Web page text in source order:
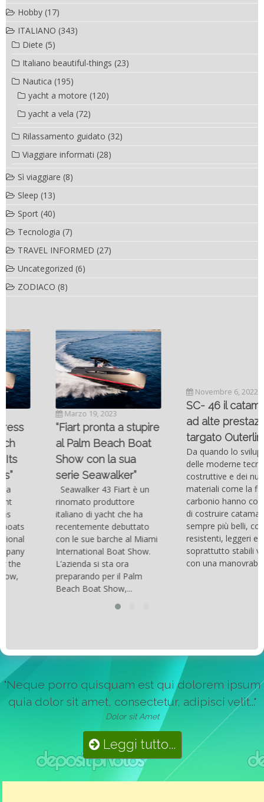
Hobby (17)
ITALIANO (343)
Diete (5)
Italiano beautiful-things (23)
Nautica (195)
yacht a motore (120)
yacht a vela (72)
Rilassamento guidato (32)
Viaggiare informati (28)
Sì viaggiare (8)
Sleep (13)
Sport (40)
Tecnologia (7)
TRAVEL INFORMED (27)
Uncategorized (6)
ZODIACO (8)
Marzo 19, 2023
“Fiart pronta a stupire
al Palm Beach Boat
Show con la sua
serie Seawalker”
Seawalker 43 Fiart è un
rinomato produttore
italiano di yacht che ha
recentemente debuttato
con le sue barche al Miami
International Boat Show.
L’azienda si sta ora
preparando per il Palm
Beach Boat Show,...
Novembre 6, 2022
SC- 46 il catamarano
ad alte prestazioni
targato Outerlimits.
Da quando lo sviluppo
delle moderne tecnologie
costruttive e dei nuovi
materiali come la fibra di
carbonio hanno consentito
di costruire catamarani
sempre più belli, compatti,
resistenti, leggeri e
soprattutto stabili veloci
con una manovrabilità...
"Neque porro quisquam est qui dolorem ipsum
quia dolor sit amet, consectetur, adipisci velit..."
Dolor sit Amet
Leggi tutto...